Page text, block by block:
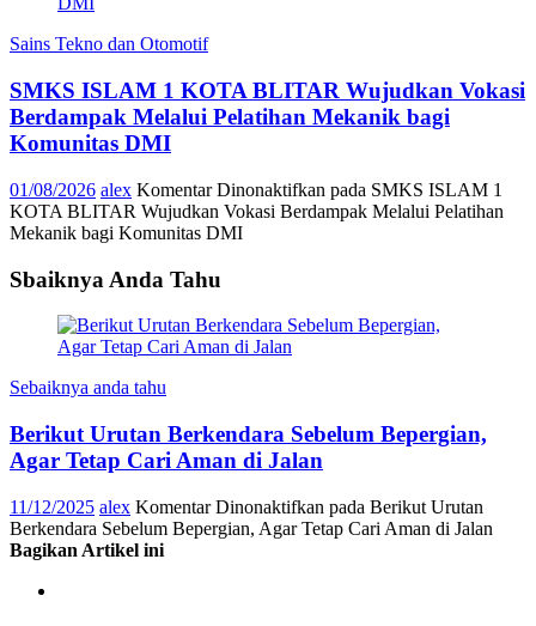
Sains Tekno dan Otomotif
SMKS ISLAM 1 KOTA BLITAR Wujudkan Vokasi
Berdampak Melalui Pelatihan Mekanik bagi
Komunitas DMI
01/08/2026 alex Komentar Dinonaktifkan pada SMKS ISLAM 1
KOTA BLITAR Wujudkan Vokasi Berdampak Melalui Pelatihan
Mekanik bagi Komunitas DMI
Sbaiknya Anda Tahu
Sebaiknya anda tahu
Berikut Urutan Berkendara Sebelum Bepergian,
Agar Tetap Cari Aman di Jalan
11/12/2025 alex Komentar Dinonaktifkan pada Berikut Urutan
Berkendara Sebelum Bepergian, Agar Tetap Cari Aman di Jalan
Bagikan Artikel ini